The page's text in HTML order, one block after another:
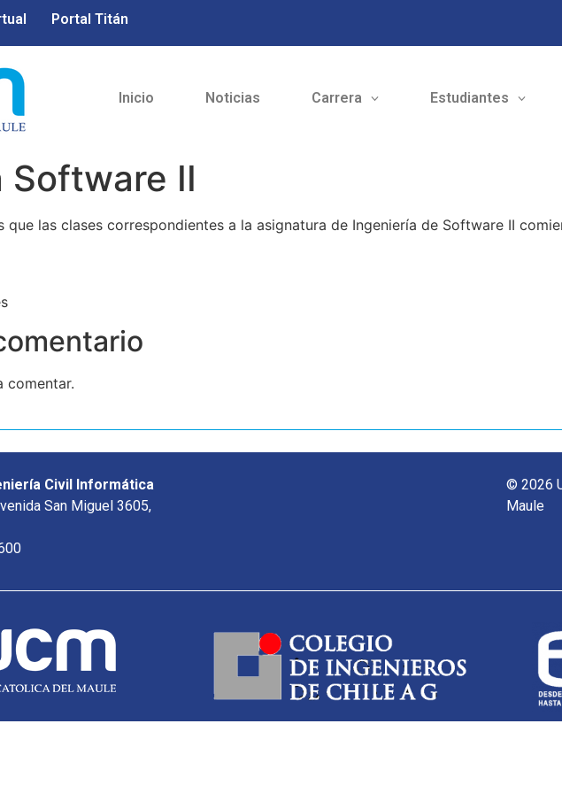
Portal Titán
Inicio Noticias Carrera Estudiantes
Software II
que las clases correspondientes a la asignatura de Ingeniería de Software II
comentar.
Civil Informática
San Miguel 3605,
© 2026
Maule